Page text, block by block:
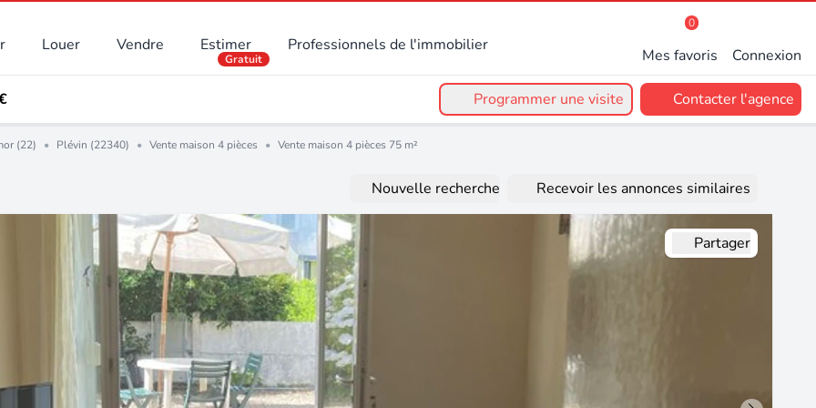
Louer Vendre Estimer
Gratuit
Professionnels de l'immobilier
0
Mes favoris Connexion
Programmer une visite Contacter l'agence
(22) • Plévin (22340) • Vente maison 4 pièces • Vente maison 4 pièces 75 m²
Nouvelle recherche Recevoir les annonces similaires
Partager